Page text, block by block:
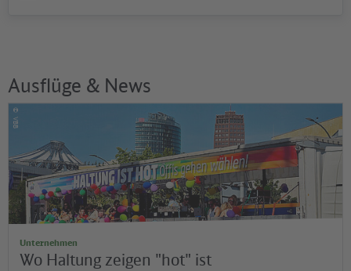
Ausflüge & News
©
VBB
Unternehmen
Wo Haltung zeigen "hot" ist